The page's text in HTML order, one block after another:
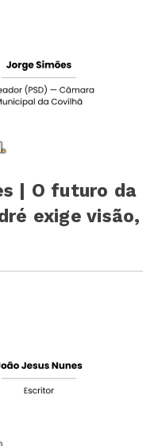
| O futuro da
exige visão,